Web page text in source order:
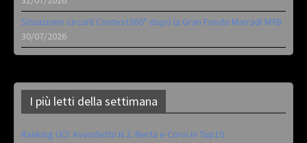
Situazione circuiti Contest360° dopo la Gran Fondo Marradi MTB
30/07/2026
I più letti della settimana
Ranking UCI: Avondetto N.2. Berta e Corvi in Top10